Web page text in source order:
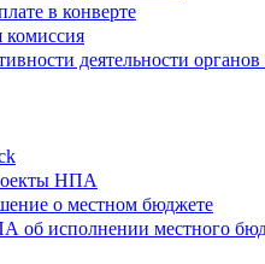
в конверте
комиссия
деятельности
НПА
о местном бюджете
об исполнении местного